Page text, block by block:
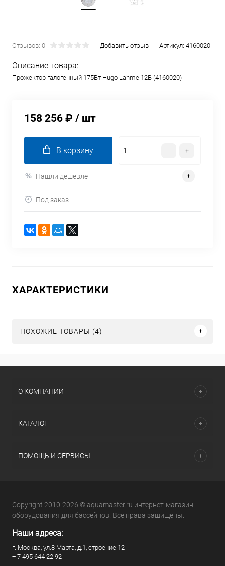
Отзывов: 0 Добавить отзыв Артикул: 4160020
Описание товара:
Прожектор галогенный 175Вт Hugo Lahme 12В (4160020)
158 256 ₽ / шт
В корзину
Нашли дешевле
Под заказ
ХАРАКТЕРИСТИКИ
ПОХОЖИЕ ТОВАРЫ (4)
О КОМПАНИИ
КАТАЛОГ
ПОМОЩЬ И СЕРВИСЫ
Copyright 2010-2026 © aquamaster.ru интернет-магазин
оборудования для бассейнов. Все права защищены.
Наши адреса:
г. Москва, ул.8 Марта, д.1, строение 12
+ 7 495 644 22 92